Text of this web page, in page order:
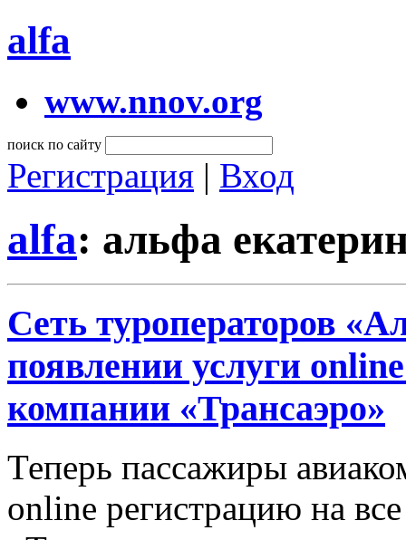
alfa
www.nnov.org
поиск по сайту
Регистрация | Вход
alfa: альфа
Сеть туроператоров
появлении услуги
компании «Трансаэро»
Теперь пассажиры
online регистрацию на